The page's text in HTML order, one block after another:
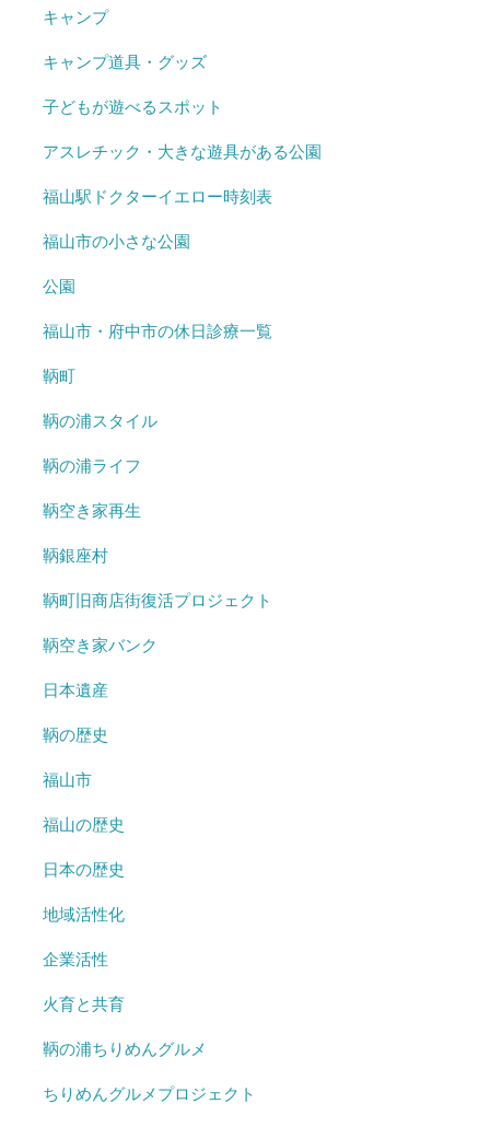
キャンプ
キャンプ道具・グッズ
子どもが遊べるスポット
アスレチック・大きな遊具がある公園
福山駅ドクターイエロー時刻表
福山市の小さな公園
公園
福山市・府中市の休日診療一覧
鞆町
鞆の浦スタイル
鞆の浦ライフ
鞆空き家再生
鞆銀座村
鞆町旧商店街復活プロジェクト
鞆空き家バンク
日本遺産
鞆の歴史
福山市
福山の歴史
日本の歴史
地域活性化
企業活性
火育と共育
鞆の浦ちりめんグルメ
ちりめんグルメプロジェクト